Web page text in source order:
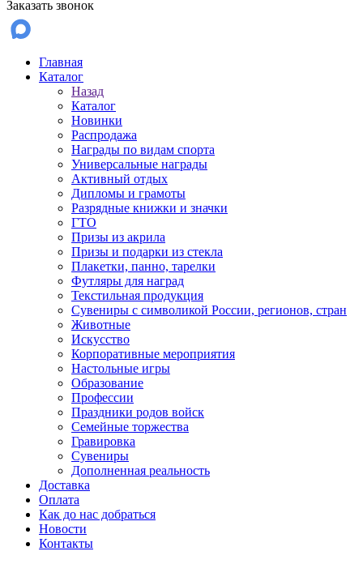
Заказать звонок
Главная
Каталог
Назад
Каталог
Новинки
Распродажа
Награды по видам спорта
Универсальные награды
Активный отдых
Дипломы и грамоты
Разрядные книжки и значки
ГТО
Призы из акрила
Призы и подарки из стекла
Плакетки, панно, тарелки
Футляры для наград
Текстильная продукция
Сувениры с символикой России, регионов, стран
Животные
Искусство
Корпоративные мероприятия
Настольные игры
Образование
Профессии
Праздники родов войск
Семейные торжества
Гравировка
Сувениры
Дополненная реальность
Доставка
Оплата
Как до нас добраться
Новости
Контакты